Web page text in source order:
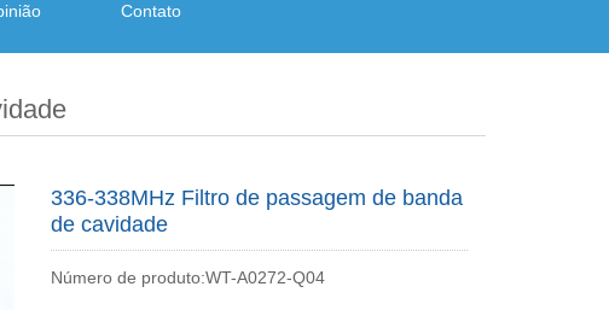
Contato
336-338MHz Filtro de passagem de banda
de cavidade
Número de produto:WT-A0272-Q04